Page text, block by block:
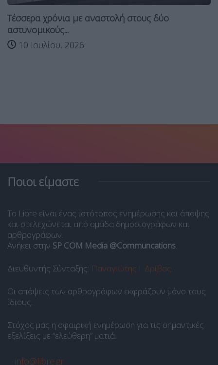
Τέσσερα χρόνια με αναστολή στους δύο
αστυνομικούς...
10 Ιουλίου, 2026
Ποιοι είμαστε
Το Libre είναι ένας ιστότοπος ενημέρωσης και άποψης
και στελεχώνεται από ομάδα δημοσιογράφων και
αρθρογράφων.
Ανήκει στην SP COM Media @Communcations
Διευθυντής Σύνταξης: Παναγιώτης Ι. Δρίβας
Οι απόψεις των αρθρογράφων εκφράζουν μόνο τους
ίδιους.
Στόχος μας η σφαιρική ενημέρωση για τις σημαντικές
εξελίξεις με “ελεύθερη” ματιά.
info@libre.gr